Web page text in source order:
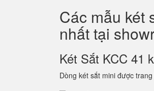
Các mẫu két
nhất tại
Két Sắt KCC 41
Dòng két sắt mini được